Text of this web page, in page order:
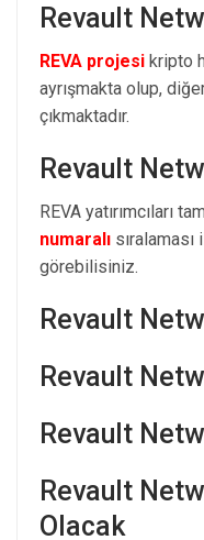
Revault
REVA projesi kripto
ayrışmakta olup,
çıkmaktadır.
Revault
REVA yatırımcıları
numaralı
görebilisiniz.
Revault
Revault
Revault
Revault
Olacak